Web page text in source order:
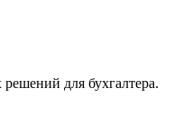
для бухгалтера.